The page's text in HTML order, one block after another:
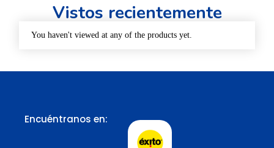
Vistos recientemente
You haven't viewed at any of the products yet.
Encuéntranos en: